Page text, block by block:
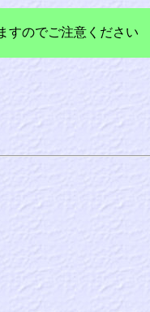
すのでご注意ください